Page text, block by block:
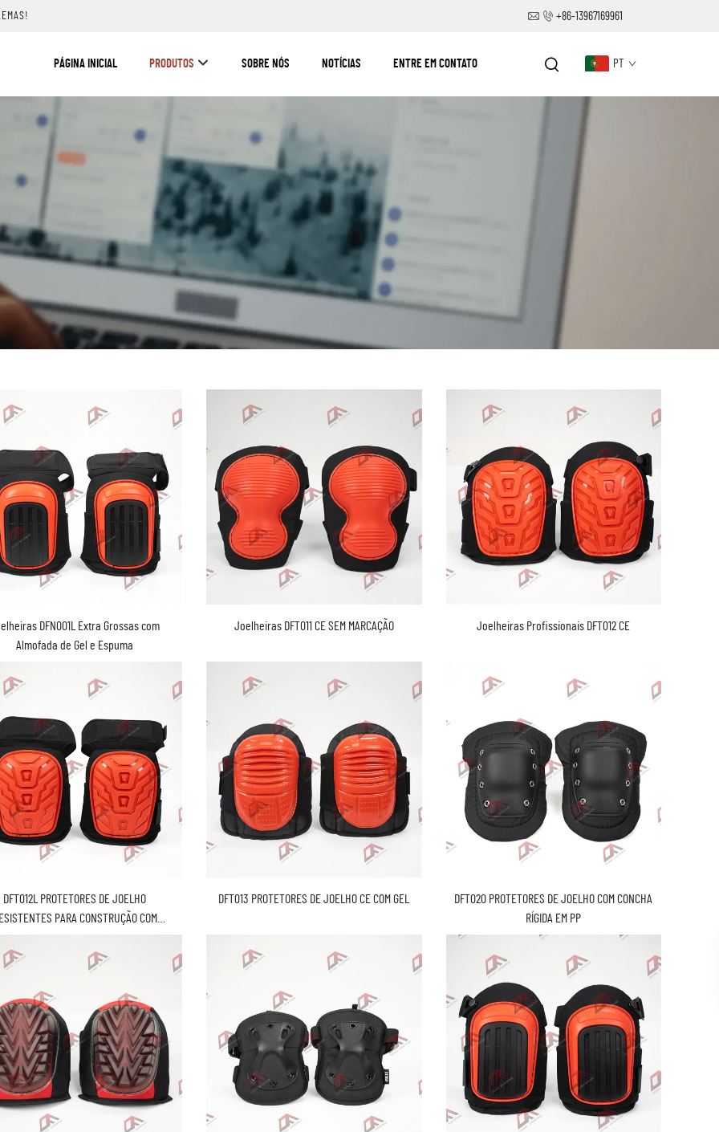
+86-13967169961
PÁGINA INICIAL PRODUTOS SOBRE NÓS NOTÍCIAS ENTRE EM CONTATO PT
DFN001L Extra Grossas com
Almofada de Gel e Espuma
Joelheiras DFT011 CE SEM MARCAÇÃO Joelheiras Profissionais DFT012 CE
DFT012L PROTETORES DE JOELHO
PARA CONSTRUÇÃO COM
DFT013 PROTETORES DE JOELHO CE COM GEL
DFT020 PROTETORES DE JOELHO COM CONCHA
RÍGIDA EM PP